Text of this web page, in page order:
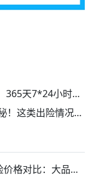
，超50万次协助处理！
出险情况大幅上升！
出国旅游保险怎么买？三款热门境外保险价格对比：大品牌！保障好！